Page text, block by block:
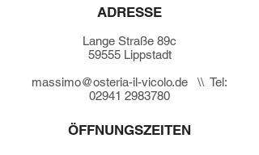
ADRESSE
Lange Straße 89c
59555 Lippstadt
massimo@osteria-il-vicolo.de \\ Tel:
02941 2983780
ÖFFNUNGSZEITEN